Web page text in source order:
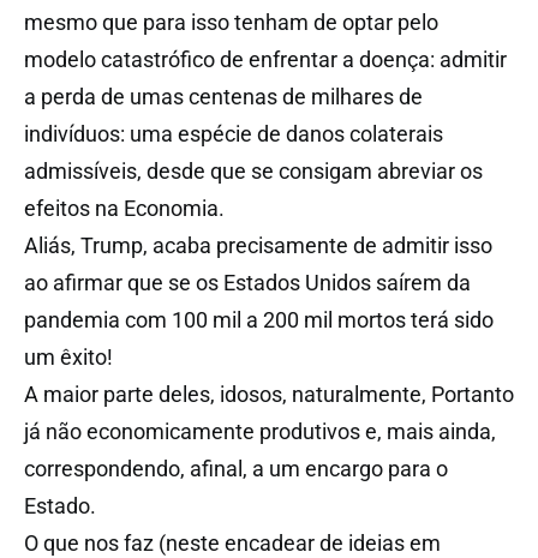
mesmo que para isso tenham de optar pelo
modelo catastrófico de enfrentar a doença: admitir
a perda de umas centenas de milhares de
indivíduos: uma espécie de danos colaterais
admissíveis, desde que se consigam abreviar os
efeitos na Economia.
Aliás, Trump, acaba precisamente de admitir isso
ao afirmar que se os Estados Unidos saírem da
pandemia com 100 mil a 200 mil mortos terá sido
um êxito!
A maior parte deles, idosos, naturalmente, Portanto
já não economicamente produtivos e, mais ainda,
correspondendo, afinal, a um encargo para o
Estado.
O que nos faz (neste encadear de ideias em